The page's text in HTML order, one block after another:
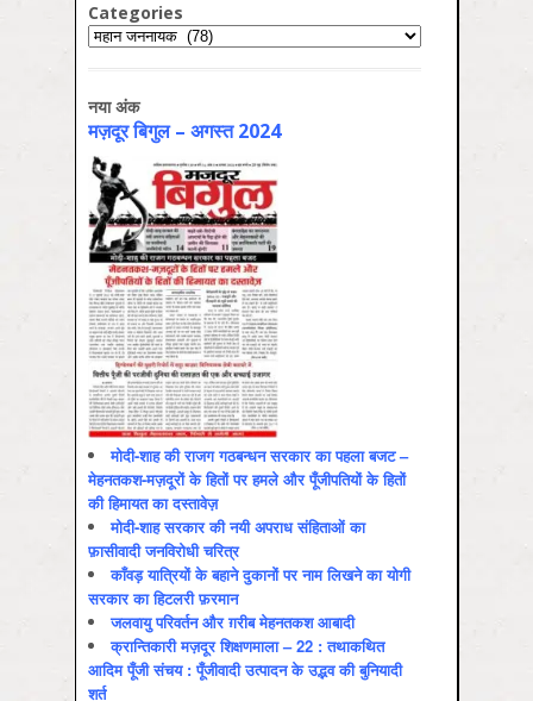
Categories
Categories
नया अंक
मज़दूर बिगुल – अगस्‍त 2024
मोदी-शाह की राजग गठबन्धन सरकार का पहला बजट –
मेहनतकश-मज़दूरों के हितों पर हमले और पूँजीपतियों के हितों
की हिमायत का दस्तावेज़
मोदी-शाह सरकार की नयी अपराध संहिताओं का
फ़ासीवादी जनविरोधी चरित्र
काँवड़ यात्रियों के बहाने दुकानों पर नाम लिखने का योगी
सरकार का हिटलरी फ़रमान
जलवायु परिवर्तन और ग़रीब मेहनतकश आबादी
क्रान्तिकारी मज़दूर शिक्षणमाला – 22 : तथाकथित
आदिम पूँजी संचय : पूँजीवादी उत्पादन के उद्भव की बुनियादी
शर्त